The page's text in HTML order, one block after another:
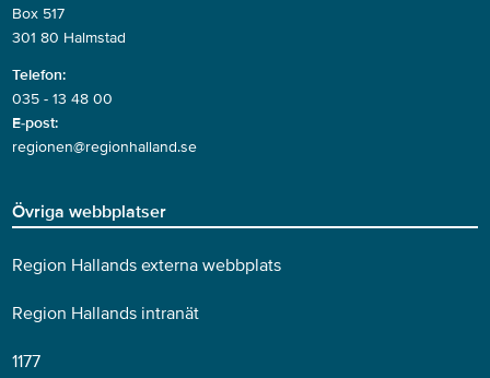
Box 517
301 80 Halmstad
Telefon:
035 - 13 48 00
E-post:
regionen@regionhalland.se
Övriga webbplatser
Region Hallands externa webbplats
Region Hallands intranät
1177